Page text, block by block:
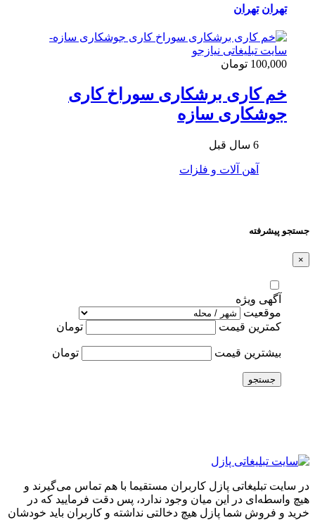
تهران تهران
100,000 تومان
خم کاری برشکاری سوراخ کاری
جوشکاری سازه
6 سال قبل
آهن آلات و فلزات
جستجو پیشرفته
×
آگهی ویژه
موقعیت
کمترین قیمت
تومان
بیشترین قیمت تومان
جستجو
در سایت تبلیغاتی پازل کاربران مستقیما با هم تماس می‌گیرند و
هیچ واسطه‌ای در این میان وجود ندارد، پس دقت فرمایید که در
خرید و فروشِ شما پازل هیچ دخالتی نداشته و کاربران باید خودشان